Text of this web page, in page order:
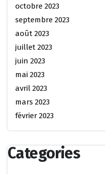
octobre 2023
septembre 2023
août 2023
juillet 2023
juin 2023
mai 2023
avril 2023
mars 2023
février 2023
Categories